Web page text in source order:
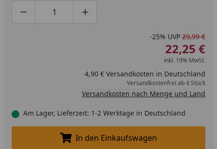
Produktmenge um eins verringern
Produktmenge manuell eingeben
Produktmenge um eins erhöhen
-25% UVP 29,99 €
22,25 €
inkl. 19% MwSt.
4,90 € Versandkosten in Deutschland
Versandkostenfrei ab 4 Stück
Versandkosten nach Menge und Land
Am Lager, Lieferzeit: 1-2 Werktage in Deutschland
In den Einkaufswagen legen
In den Einkaufswagen